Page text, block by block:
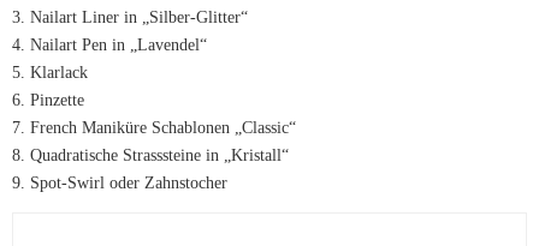
3. Nailart Liner in „Silber-Glitter“
4. Nailart Pen in „Lavendel“
5. Klarlack
6. Pinzette
7. French Maniküre Schablonen „Classic“
8. Quadratische Strasssteine in „Kristall“
9. Spot-Swirl oder Zahnstocher